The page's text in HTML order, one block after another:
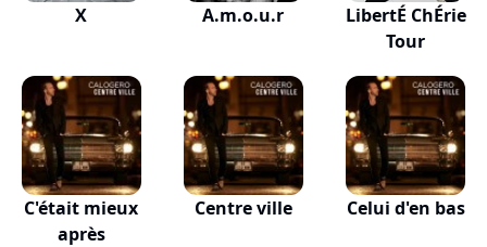
X A.m.o.u.r
LibertÉ ChÉrie
Tour
C'était mieux
après
Centre ville Celui d'en bas